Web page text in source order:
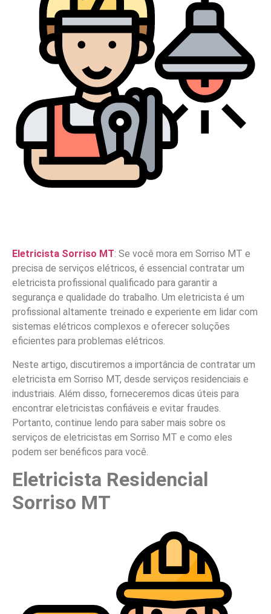
Eletricista Sorriso MT: Se você mora em Sorriso MT e
precisa de serviços elétricos, é essencial contratar um
eletricista profissional qualificado para garantir a
segurança e qualidade do trabalho. Um eletricista é um
profissional altamente treinado e experiente em lidar com
sistemas elétricos complexos e oferecer soluções
eficientes para problemas elétricos.
Neste artigo, discutiremos a importância de contratar um
eletricista em Sorriso MT, desde serviços residenciais e
industriais. Além disso, forneceremos dicas úteis para
encontrar eletricistas confiáveis e evitar fraudes.
Portanto, continue lendo para saber mais sobre os
serviços de eletricistas em Sorriso MT e como eles
podem ser benéficos para você.
Eletricista Residencial
Sorriso MT